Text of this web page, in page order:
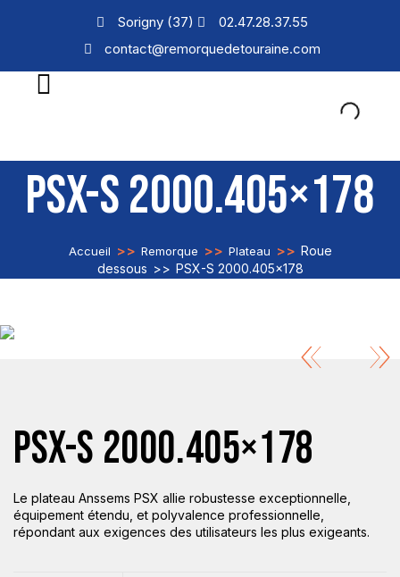
Sorigny (37)
02.47.28.37.55
contact@remorquedetouraine.com
PSX-S 2000.405×178
Accueil >> Remorque >> Plateau >> Roue
dessous >> PSX-S 2000.405×178
PSX-S 2000.405×178
Le plateau Anssems PSX allie robustesse exceptionnelle,
équipement étendu, et polyvalence professionnelle,
répondant aux exigences des utilisateurs les plus exigeants.